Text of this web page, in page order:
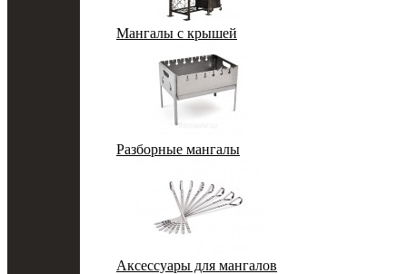
Мангалы с крышей
Разборные мангалы
Аксессуары для мангалов